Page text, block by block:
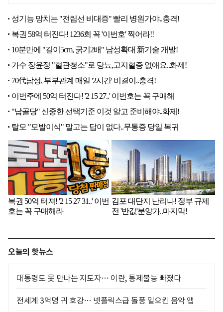
오늘의 핫뉴스
대통령도 못 만나는 지도자… 이란, 통제불능 빠졌다
전세계 3억명 귀 호강… 넷플릭스급 돌풍 일으킨 음악 앱